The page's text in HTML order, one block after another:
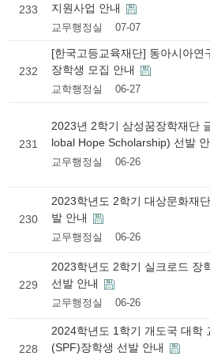
233
지원사업 안내
교무행정실 07-07
232
[한국고등교육재단] 동아시아연
장학생 모집 안내
교학행정실 06-27
231
2023년 2학기 삼성꿈장학재단
lobal Hope Scholarship) 선발
교무행정실 06-26
230
2023학년도 2학기 대상문화재
발 안내
교무행정실 06-26
229
2023학년도 2학기 실크로드 장
선발 안내
교무행정실 06-26
228
2024학년도 1학기 개도국 대학
(SPF)장학생 선발 안내